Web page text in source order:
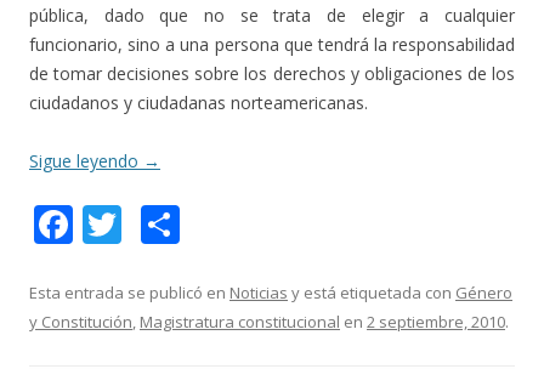
pública, dado que no se trata de elegir a cualquier
funcionario, sino a una persona que tendrá la responsabilidad
de tomar decisiones sobre los derechos y obligaciones de los
ciudadanos y ciudadanas norteamericanas.
Sigue leyendo →
F
e
b
T
itt
er
m
p
Esta entrada se publicó en Noticias y está etiquetada con Género
y Constitución, Magistratura constitucional en 2 septiembre, 2010.